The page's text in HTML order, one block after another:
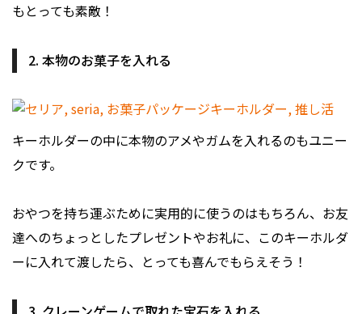
もとっても素敵！
2. 本物のお菓子を入れる
キーホルダーの中に本物のアメやガムを入れるのもユニー
クです。
おやつを持ち運ぶために実用的に使うのはもちろん、お友
達へのちょっとしたプレゼントやお礼に、このキーホルダ
ーに入れて渡したら、とっても喜んでもらえそう！